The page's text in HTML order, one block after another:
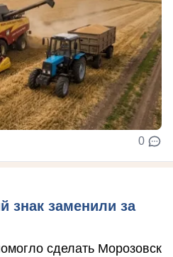
0
заменили за
сделать Морозовск